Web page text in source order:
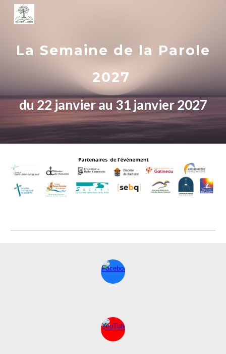
Skip to main content
La Semaine de la Parole
2027
du 22 janvier au 31 janvier 2027